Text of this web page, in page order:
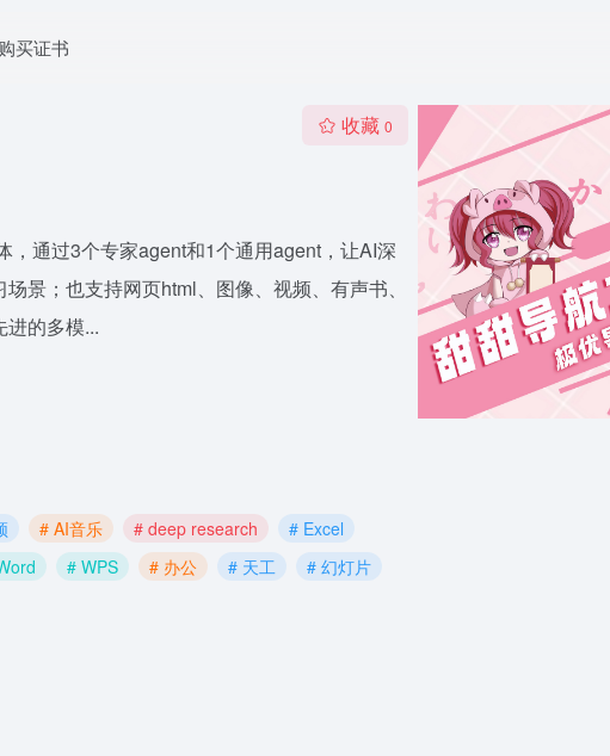
购买证书
收藏 0
通过3个专家agent和1个通用agent，让AI深
景；也支持网页html、图像、视频、有声书、
的多模...
# AI音乐 # deep research
# Excel
# WPS # 办公 # 天工
# 幻灯片